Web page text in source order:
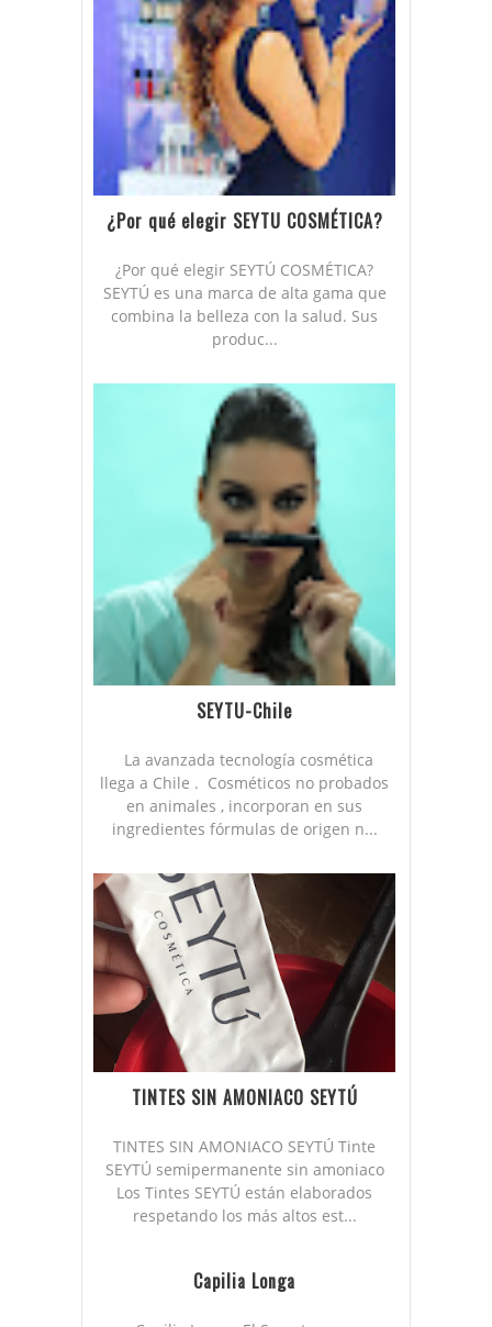
¿Por qué elegir SEYTU COSMÉTICA?
¿Por qué elegir SEYTÚ COSMÉTICA?
SEYTÚ es una marca de alta gama que
combina la belleza con la salud. Sus
produc...
SEYTU-Chile
La avanzada tecnología cosmética
llega a Chile . Cosméticos no probados
en animales , incorporan en sus
ingredientes fórmulas de origen n...
TINTES SIN AMONIACO SEYTÚ
TINTES SIN AMONIACO SEYTÚ Tinte
SEYTÚ semipermanente sin amoniaco
Los Tintes SEYTÚ están elaborados
respetando los más altos est...
Capilia Longa